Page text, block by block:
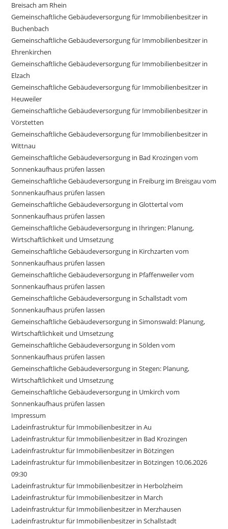
Breisach am Rhein
Gemeinschaftliche Gebäudeversorgung für Immobilienbesitzer in
Buchenbach
Gemeinschaftliche Gebäudeversorgung für Immobilienbesitzer in
Ehrenkirchen
Gemeinschaftliche Gebäudeversorgung für Immobilienbesitzer in
Elzach
Gemeinschaftliche Gebäudeversorgung für Immobilienbesitzer in
Heuweiler
Gemeinschaftliche Gebäudeversorgung für Immobilienbesitzer in
Vörstetten
Gemeinschaftliche Gebäudeversorgung für Immobilienbesitzer in
Wittnau
Gemeinschaftliche Gebäudeversorgung in Bad Krozingen vom
Sonnenkaufhaus prüfen lassen
Gemeinschaftliche Gebäudeversorgung in Freiburg im Breisgau vom
Sonnenkaufhaus prüfen lassen
Gemeinschaftliche Gebäudeversorgung in Glottertal vom
Sonnenkaufhaus prüfen lassen
Gemeinschaftliche Gebäudeversorgung in Ihringen: Planung,
Wirtschaftlichkeit und Umsetzung
Gemeinschaftliche Gebäudeversorgung in Kirchzarten vom
Sonnenkaufhaus prüfen lassen
Gemeinschaftliche Gebäudeversorgung in Pfaffenweiler vom
Sonnenkaufhaus prüfen lassen
Gemeinschaftliche Gebäudeversorgung in Schallstadt vom
Sonnenkaufhaus prüfen lassen
Gemeinschaftliche Gebäudeversorgung in Simonswald: Planung,
Wirtschaftlichkeit und Umsetzung
Gemeinschaftliche Gebäudeversorgung in Sölden vom
Sonnenkaufhaus prüfen lassen
Gemeinschaftliche Gebäudeversorgung in Stegen: Planung,
Wirtschaftlichkeit und Umsetzung
Gemeinschaftliche Gebäudeversorgung in Umkirch vom
Sonnenkaufhaus prüfen lassen
Impressum
Ladeinfrastruktur für Immobilienbesitzer in Au
Ladeinfrastruktur für Immobilienbesitzer in Bad Krozingen
Ladeinfrastruktur für Immobilienbesitzer in Bötzingen
Ladeinfrastruktur für Immobilienbesitzer in Bötzingen 10.06.2026
09:30
Ladeinfrastruktur für Immobilienbesitzer in Herbolzheim
Ladeinfrastruktur für Immobilienbesitzer in March
Ladeinfrastruktur für Immobilienbesitzer in Merzhausen
Ladeinfrastruktur für Immobilienbesitzer in Schallstadt